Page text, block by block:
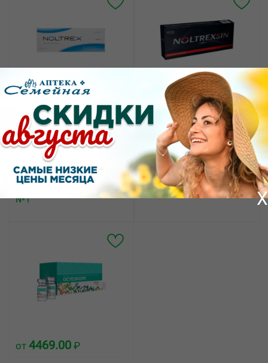
6085.00₽
Нолтрекс БВИСА
эндопротез
синовиальной жидкости
раствор для
внутрисуставного
введения шприц 2,5мл
№1
от 6962.00₽
Нолтрексин эндопротез
синовиальной жидкости
стерильный в шприце
однократного
применения 2мл №1
от 4469.00 ₽
X